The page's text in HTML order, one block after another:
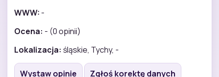
WWW: -
Ocena: - (0 opinii)
Lokalizacja: śląskie, Tychy, -
Wystaw opinie
Zgłoś korektę danych